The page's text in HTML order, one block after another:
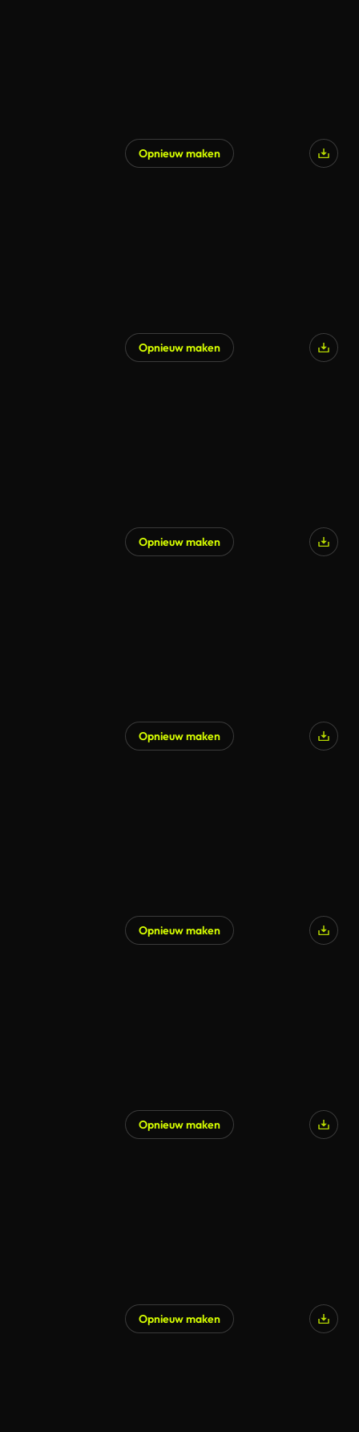
Opnieuw maken
Opnieuw maken
Opnieuw maken
Opnieuw maken
Opnieuw maken
Opnieuw maken
Opnieuw maken